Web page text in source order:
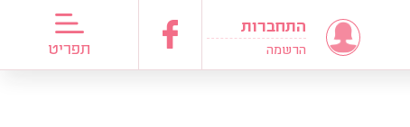
תפריט
התחברות
הרשמה
מדריכות כלות